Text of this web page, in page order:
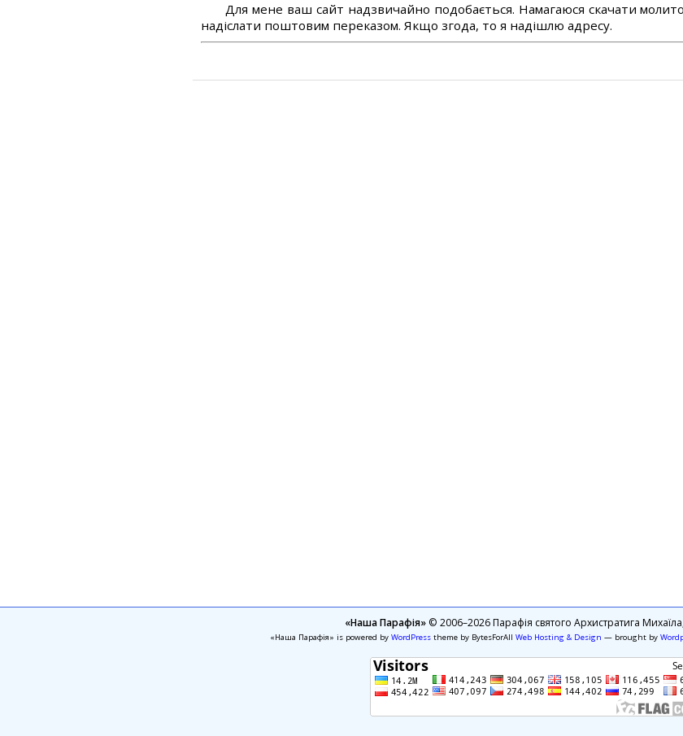
Для мене ваш сайт надзвичайно подобається. Намагаюся скачати
надіслати поштовим переказом. Якщо згода, то я надішлю адресу.
«Наша Парафія»© 2006–2026 Парафія святого Архистратига
«Наша Парафія» is powered by WordPresstheme by BytesForAll Web Hosting & Design — brought by